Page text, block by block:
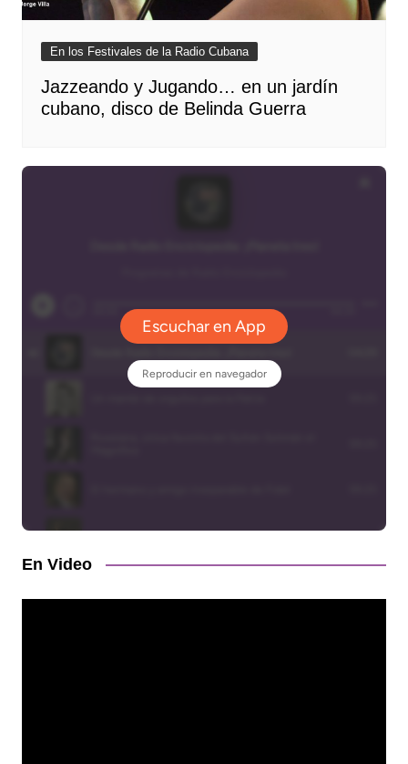
En los Festivales de la Radio Cubana
Jazzeando y Jugando… en un jardín
cubano, disco de Belinda Guerra
En Video